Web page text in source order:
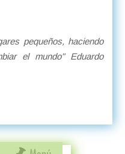
pequeños, haciendo
el mundo" Eduardo